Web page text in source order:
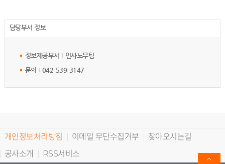
담당부서 정보
정보제공부서
인사노무팀
문의
042-539-3147
개인정보처리방침 이메일 무단수집거부
찾아오시는길
공사소개
RSS서비스